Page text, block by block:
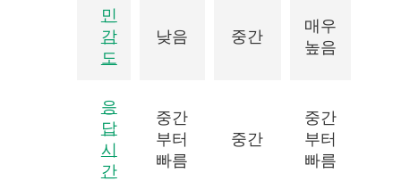
민
감
도
낮음 중간
매우
높음
응
답
시
간
중간
부터
빠름
중간
중간
부터
빠름